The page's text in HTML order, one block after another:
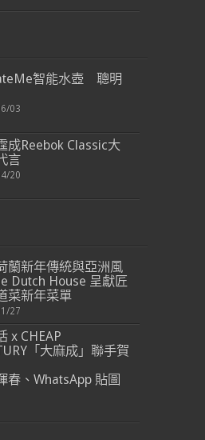
智能水壺 聰明
03
成Reebok Classic大
言
20
蘭新年傳統與亞洲風
Dutch House 呈獻匠
菜新年菜單
27
x CHEAP
「大麻成」聯手賀
春、WhatsApp 貼圖